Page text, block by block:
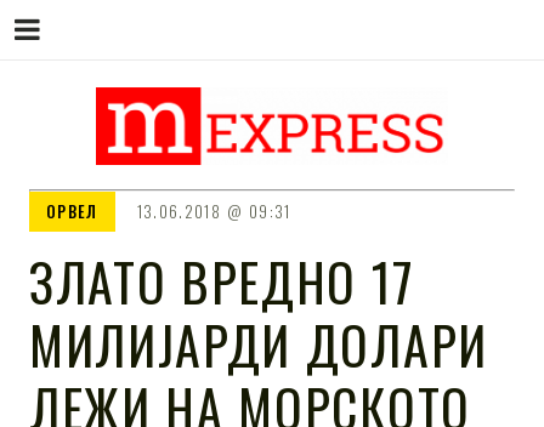
M EXPRESS
ОРВЕЛ 13.06.2018 09:31
ЗЛАТО ВРЕДНО 17
МИЛИЈАРДИ ДОЛАРИ
ЛЕЖИ НА МОРСКОТО